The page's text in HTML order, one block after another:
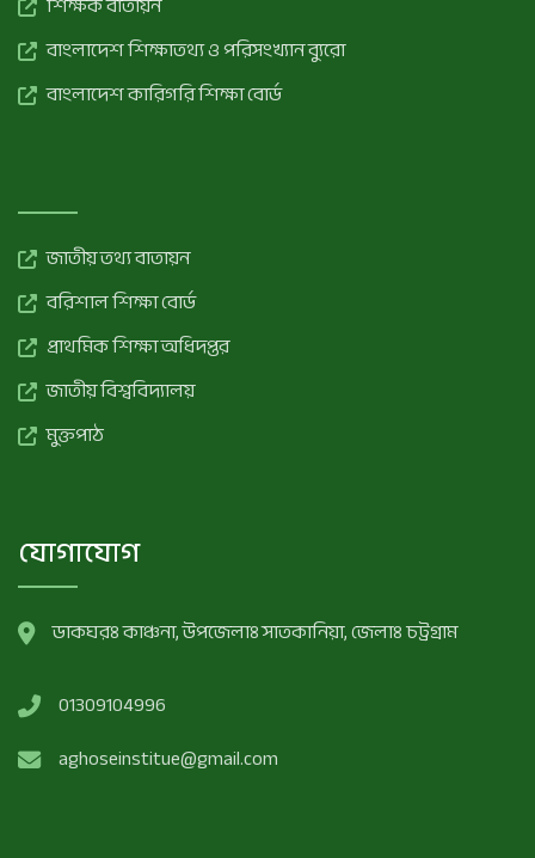
বাংলাদেশ শিক্ষাতথ্য ও পরিসংখ্যান ব্যুরো
বাংলাদেশ কারিগরি শিক্ষা বোর্ড
জাতীয় তথ্য বাতায়ন
বরিশাল শিক্ষা বোর্ড
প্রাথমিক শিক্ষা অধিদপ্তর
জাতীয় বিশ্ববিদ্যালয়
মুক্তপাঠ
যোগাযোগ
ডাকঘরঃ কাঞ্চনা, উপজেলাঃ সাতকানিয়া, জেলাঃ চট্রগ্রাম
01309104996
aghoseinstitue@gmail.com